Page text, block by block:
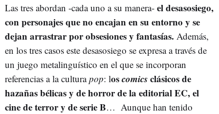
Las tres abordan -cada uno a su manera- el desasosiego,
con personajes que no encajan en su entorno y se
dejan arrastrar por obsesiones y fantasías. Además,
en los tres casos este desasosiego se expresa a través de
un juego metalinguístico en el que se incorporan
referencias a la culturapop: loscomicsclásicos de
hazañas bélicas y de horror de la editorial EC, el
cine de terror y de serie B… Aunque han tenido